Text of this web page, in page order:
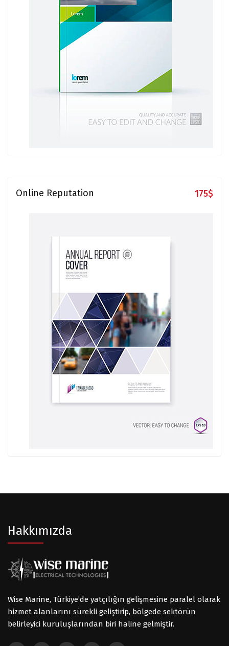
Online Reputation 175$
Hakkımızda
Wise Marine, Türkiye’de yatçılığın gelişmesine paralel olarak
hizmet alanlarını sürekli geliştirip, bölgede sektörün
belirleyici kuruluşlarından biri haline gelmiştir.